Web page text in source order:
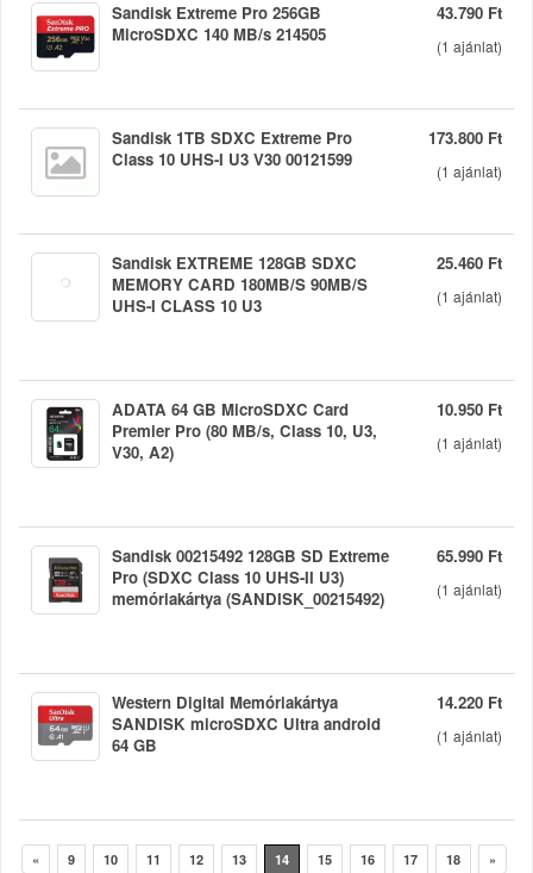
43.790 Ft
(1 ajánlat)
Sandisk Extreme Pro 256GB
MicroSDXC 140 MB/s 214505
173.800 Ft
(1 ajánlat)
Sandisk 1TB SDXC Extreme Pro
Class 10 UHS-I U3 V30 00121599
25.460 Ft
(1 ajánlat)
Sandisk EXTREME 128GB SDXC
MEMORY CARD 180MB/S 90MB/S
UHS-I CLASS 10 U3
10.950 Ft
(1 ajánlat)
ADATA 64 GB MicroSDXC Card
Premier Pro (80 MB/s, Class 10, U3,
V30, A2)
65.990 Ft
(1 ajánlat)
Sandisk 00215492 128GB SD Extreme
Pro (SDXC Class 10 UHS-II U3)
memóriakártya (SANDISK_00215492)
14.220 Ft
(1 ajánlat)
Western Digital Memóriakártya
SANDISK microSDXC Ultra android
64 GB
« 9 10 11 12 13 14 15 16 17 18 »